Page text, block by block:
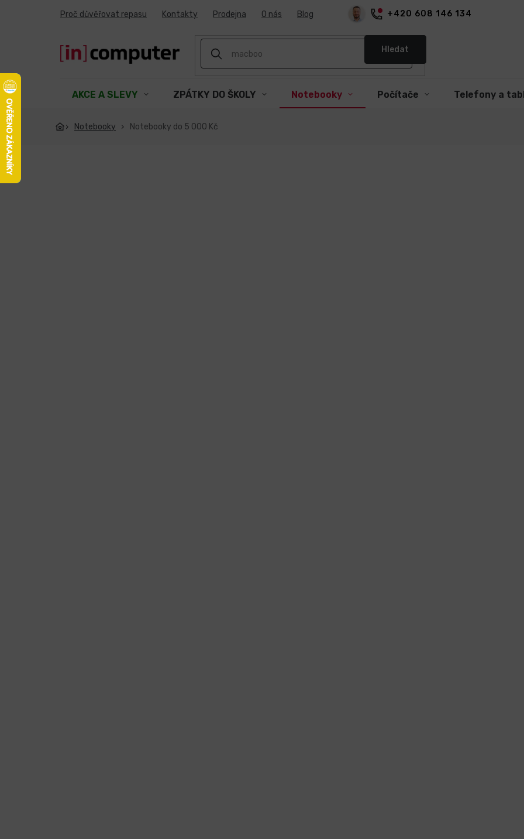
+420 608 146 134
Proč důvěřovat repasu Kontakty Prodejna O nás Blog
Hledat
AKCE A SLEVY ZPÁTKY DO ŠKOLY Notebooky Počítače Telefony a
Notebooky Notebooky do 5 000 Kč